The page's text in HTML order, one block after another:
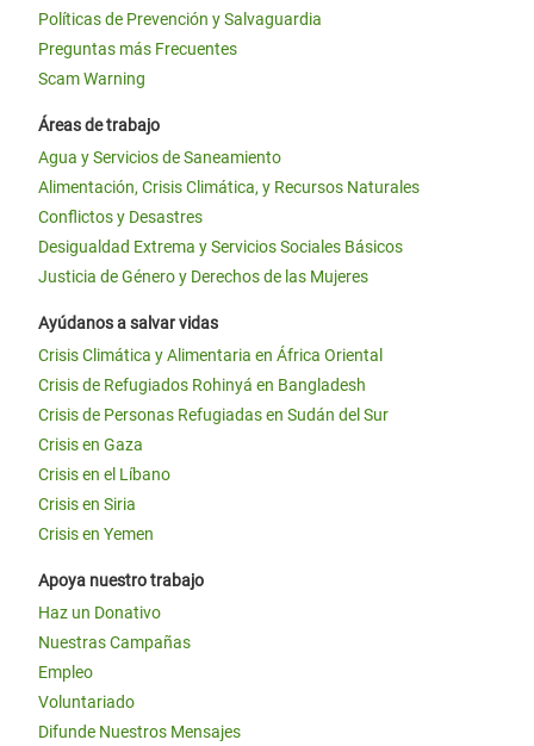
Políticas de Prevención y Salvaguardia
Preguntas más Frecuentes
Scam Warning
Áreas de trabajo
Agua y Servicios de Saneamiento
Alimentación, Crisis Climática, y Recursos Naturales
Conflictos y Desastres
Desigualdad Extrema y Servicios Sociales Básicos
Justicia de Género y Derechos de las Mujeres
Ayúdanos a salvar vidas
Crisis Climática y Alimentaria en África Oriental
Crisis de Refugiados Rohinyá en Bangladesh
Crisis de Personas Refugiadas en Sudán del Sur
Crisis en Gaza
Crisis en el Líbano
Crisis en Siria
Crisis en Yemen
Apoya nuestro trabajo
Haz un Donativo
Nuestras Campañas
Empleo
Voluntariado
Difunde Nuestros Mensajes